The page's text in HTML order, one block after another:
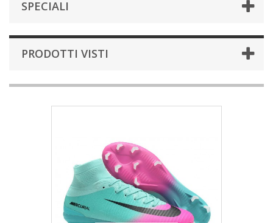
SPECIALI
PRODOTTI VISTI